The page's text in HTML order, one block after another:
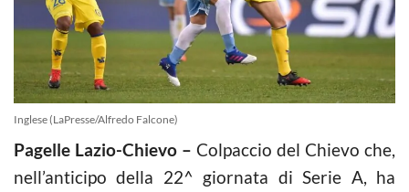
Inglese (LaPresse/Alfredo Falcone)
Pagelle Lazio-Chievo – Colpaccio del Chievo che,
nell’anticipo della 22^ giornata di Serie A, ha